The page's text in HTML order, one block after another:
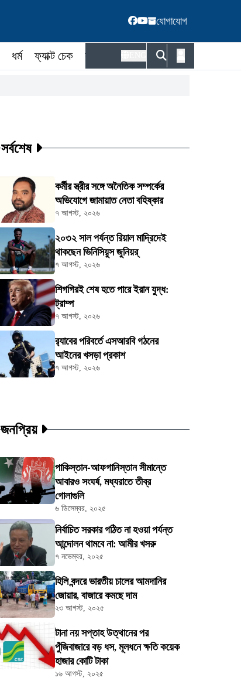
যোগাযোগ
ধর্ম ফ্যাক্ট চেক কর্মকর্তা
সর্বশেষ
কর্মীর স্ত্রীর সঙ্গে অনৈতিক সম্পর্কের
অভিযোগে জামায়াত নেতা বহিষ্কার
৭ আগস্ট, ২০২৬
২০৩২ সাল পর্যন্ত রিয়াল মাদ্রিদেই
থাকছেন ভিনিসিয়ুস জুনিয়র্
৭ আগস্ট, ২০২৬
শিগগিরই শেষ হতে পারে ইরান যুদ্ধ:
ট্রাম্প
৭ আগস্ট, ২০২৬
র‍্যাবের পরিবর্তে এসআরবি গঠনের
আইনের খসড়া প্রকাশ
৭ আগস্ট, ২০২৬
জনপ্রিয়
পাকিস্তান-আফগানিস্তান সীমান্তে
আবারও সংঘর্ষ, মধ্যরাতে তীব্র
গোলাগুলি
৬ ডিসেম্বর, ২০২৫
নির্বাচিত সরকার গঠিত না হওয়া পর্যন্ত
আন্দোলন থামবে না: আমীর খসরু
৭ নভেম্বর, ২০২৫
হিলি বন্দরে ভারতীয় চালের আমদানির
জোয়ার, বাজারে কমছে দাম
২৩ আগস্ট, ২০২৫
টানা নয় সপ্তাহ উত্থানের পর
পুঁজিবাজারে বড় ধস, মূলধনে ক্ষতি কয়েক
হাজার কোটি টাকা
১৬ আগস্ট, ২০২৫